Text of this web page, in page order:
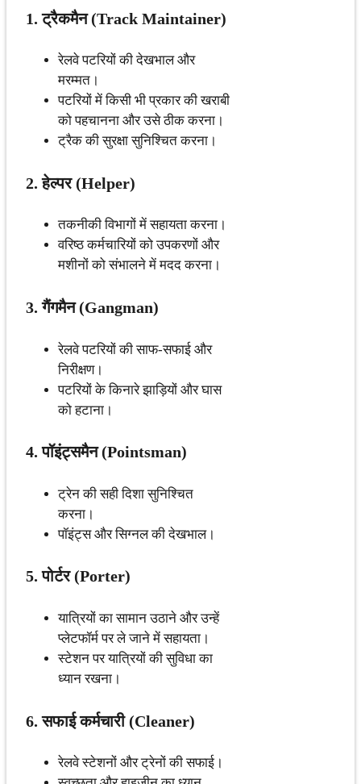
1. ट्रैकमैन (Track Maintainer)
रेलवे पटरियों की देखभाल और
मरम्मत।
पटरियों में किसी भी प्रकार की खराबी
को पहचानना और उसे ठीक करना।
ट्रैक की सुरक्षा सुनिश्चित करना।
2. हेल्पर (Helper)
तकनीकी विभागों में सहायता करना।
वरिष्ठ कर्मचारियों को उपकरणों और
मशीनों को संभालने में मदद करना।
3. गैंगमैन (Gangman)
रेलवे पटरियों की साफ-सफाई और
निरीक्षण।
पटरियों के किनारे झाड़ियों और घास
को हटाना।
4. पॉइंट्समैन (Pointsman)
ट्रेन की सही दिशा सुनिश्चित
करना।
पॉइंट्स और सिग्नल की देखभाल।
5. पोर्टर (Porter)
यात्रियों का सामान उठाने और उन्हें
प्लेटफॉर्म पर ले जाने में सहायता।
स्टेशन पर यात्रियों की सुविधा का
ध्यान रखना।
6. सफाई कर्मचारी (Cleaner)
रेलवे स्टेशनों और ट्रेनों की सफाई।